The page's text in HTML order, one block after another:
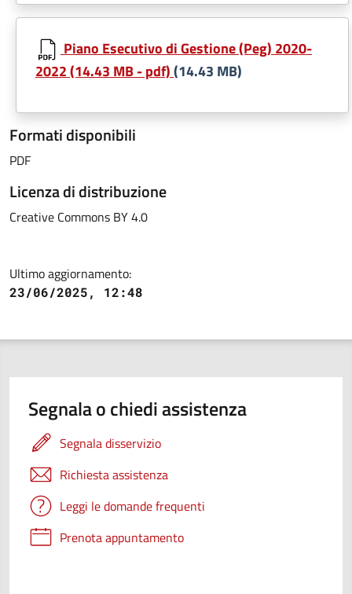
Piano Esecutivo di Gestione (Peg) 2020-
2022 (14.43 MB - pdf)(14.43 MB)
Formati disponibili
PDF
Licenza di distribuzione
Creative Commons BY 4.0
Ultimo aggiornamento:
23/06/2025, 12:48
Segnala o chiedi assistenza
Segnala disservizio
Richiesta assistenza
Leggi le domande frequenti
Prenota appuntamento